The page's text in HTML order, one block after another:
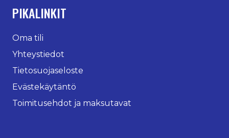
PIKALINKIT
Oma tili
Yhteystiedot
Tietosuojaseloste
Evästekäytäntö
Toimitusehdot ja maksutavat